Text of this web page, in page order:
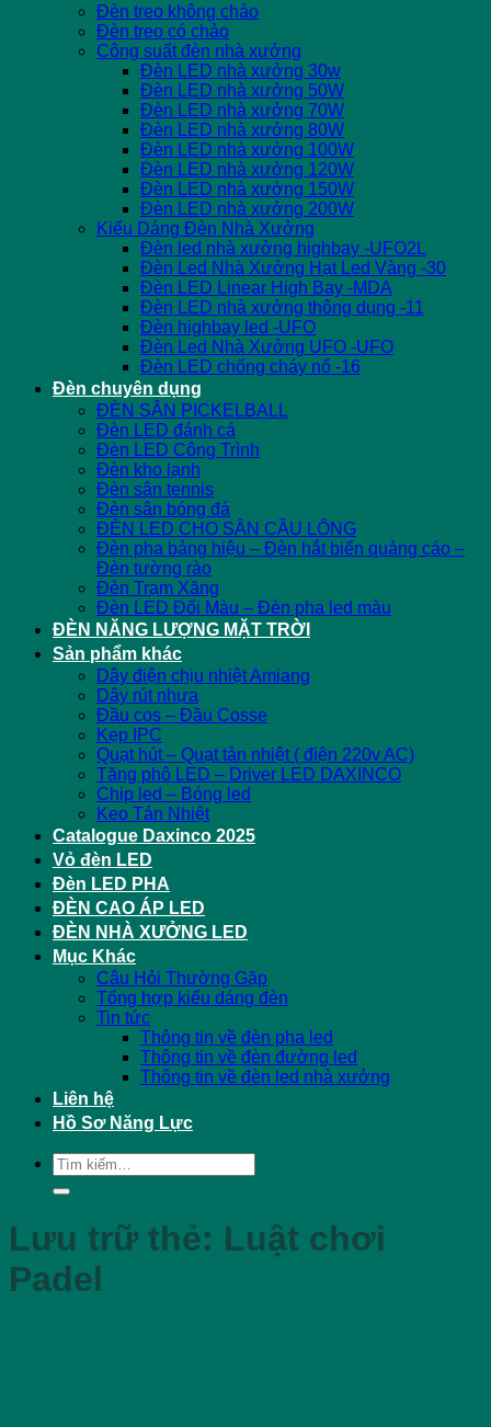
Đèn treo không chảo
Đèn treo có chảo
Công suất đèn nhà xưởng
Đèn LED nhà xưởng 30w
Đèn LED nhà xưởng 50W
Đèn LED nhà xưởng 70W
Đèn LED nhà xưởng 80W
Đèn LED nhà xưởng 100W
Đèn LED nhà xưởng 120W
Đèn LED nhà xưởng 150W
Đèn LED nhà xưởng 200W
Kiểu Dáng Đèn Nhà Xưởng
Đèn led nhà xưởng highbay -UFO2L
Đèn Led Nhà Xưởng Hạt Led Vàng -30
Đèn LED Linear High Bay -MDA
Đèn LED nhà xưởng thông dụng -11
Đèn highbay led -UFO
Đèn Led Nhà Xưởng UFO -UFO
Đèn LED chống cháy nổ -16
Đèn chuyên dụng
ĐÈN SÂN PICKELBALL
Đèn LED đánh cá
Đèn LED Công Trình
Đèn kho lạnh
Đèn sân tennis
Đèn sân bóng đá
ĐÈN LED CHO SÂN CẦU LÔNG
Đèn pha bảng hiệu – Đèn hắt biển quảng cáo –
Đèn tường rào
Đèn Trạm Xăng
Đèn LED Đổi Màu – Đèn pha led màu
ĐÈN NĂNG LƯỢNG MẶT TRỜI
Sản phẩm khác
Dây điện chịu nhiệt Amiang
Dây rút nhựa
Đầu cos – Đầu Cosse
Kẹp IPC
Quạt hút – Quạt tản nhiệt ( điện 220v AC)
Tăng phô LED – Driver LED DAXINCO
Chip led – Bóng led
Keo Tản Nhiệt
Catalogue Daxinco 2025
Vỏ đèn LED
Đèn LED PHA
ĐÈN CAO ÁP LED
ĐÈN NHÀ XƯỞNG LED
Mục Khác
Câu Hỏi Thường Gặp
Tổng hợp kiểu dáng đèn
Tin tức
Thông tin về đèn pha led
Thông tin về đèn đường led
Thông tin về đèn led nhà xưởng
Liên hệ
Hồ Sơ Năng Lực
Tìm
kiếm:
Lưu trữ thẻ: Luật chơi
Padel